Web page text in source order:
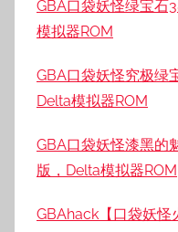
GBA口袋妖怪绿宝石
模拟器ROM
GBA口袋妖怪究极绿
Delta模拟器ROM
GBA口袋妖怪漆黑的
版，Delta模拟器ROM
GBAhack【口袋妖怪